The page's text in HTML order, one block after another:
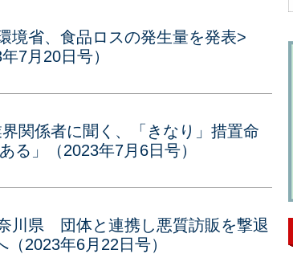
境省、食品ロスの発生量を発表>
7月20日号）
関係者に聞く、「きなり」措置命
」（2023年7月6日号）
川県 団体と連携し悪質訪販を撃退
2023年6月22日号）